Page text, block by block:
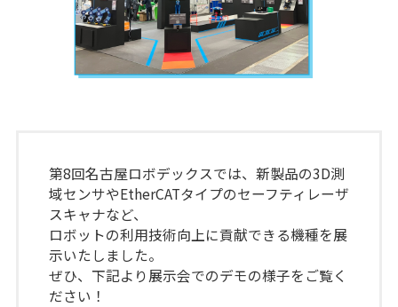
第8回名古屋ロボデックスでは、新製品の3D測
域センサやEtherCATタイプのセーフティレーザ
スキャナなど、
ロボットの利用技術向上に貢献できる機種を展
示いたしました。
ぜひ、下記より展示会でのデモの様子をご覧く
ださい！